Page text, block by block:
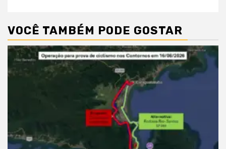
VOCÊ TAMBÉM PODE GOSTAR